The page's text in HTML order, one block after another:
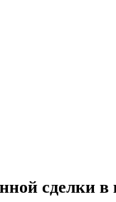
сделки